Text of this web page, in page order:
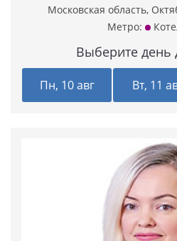
Московская область,
Метро:
Выберите день
Пн, 10 авг Вт, 11